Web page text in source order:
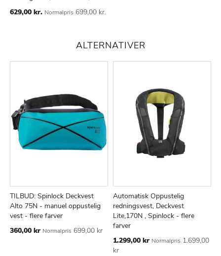
Special
629,00 kr. Normalpris 699,00 kr.
ALTERNATIVER
Læg i kurv
TILFØJ
TIL
LISTE
SAMMENLIGN
TILBUD: Spinlock Deckvest
Alto 75N - manuel oppustelig
vest - flere farver
Tilbudspris
360,00 kr Normalpris 699,00 kr
Læg i kurv
TILFØJ
TIL
Automatisk Oppustelig
redningsvest, Deckvest
Lite,170N , Spinlock - flere
farver
Tilbudspris
1.299,00 kr Normalpris 1.699,00
kr